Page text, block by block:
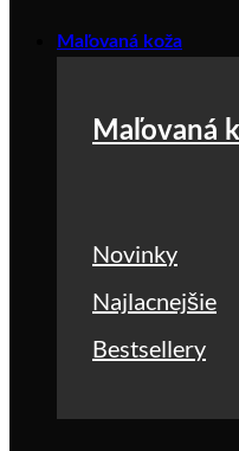
Maľovaná koža
Maľovaná
Novinky
Najlacnejšie
Bestsellery